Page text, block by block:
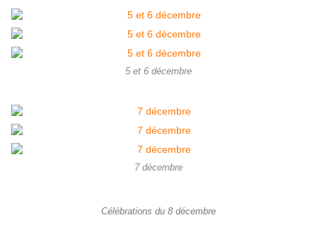
5 et 6 décembre
7 décembre
Célébrations du 8 décembre